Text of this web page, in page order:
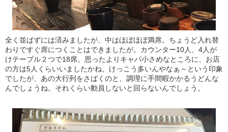
全く並ばずには済みましたが、中はほぼほぼ満席。ちょうど入れ替
わりですぐ席につくことはできましたが。カウンター10人、4人が
けテーブル２つで18席。思ったよりキャパ小さめなところに、お店
の方は5人くらいいましたかね。けっこう多いんやなぁ～という印象
でしたが、あの大行列をさばくのと、調理に手間暇かかるうどんな
んでしょうね。それくらい動員しないと回らないんでしょう。